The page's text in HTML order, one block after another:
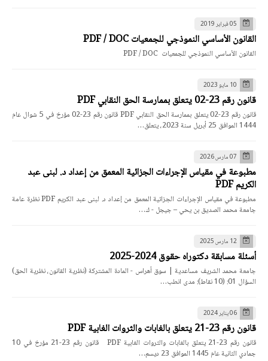
05 فبراير 2019
القانون الأساسي النموذجي للجمعيات PDF / DOC
القانون الأساسي النموذجي للجمعيات PDF / DOC
10 مايو 2023
قانون رقم 23-02 يتعلق بممارسة الحق النقابي PDF
قانون رقم 23-02 يتعلق بممارسة الحق النقابي PDF قانون رقم 23-02 مؤرخ في 5 شوال عام
1444 الموافق 25 أبريل سنة 2023، يتعلق…
07 مارس 2026
مطبوعة في مقياس الإجراءات الجزائية المعمق من إعداد د. لبنى عبد
الكريم PDF
مطبوعة في مقياس الإجراءات الجزائية المعمق من إعداد د. لبنى عبد الكريم PDF نظرة عامة
جامعة محمد الصديق بن يحي – جيجل - ك…
12 مارس 2025
أسئلة مسابقة دكتوراه حقوق 2024-2025
جامعة محمد الشريف مساعدية | سوق أهراس - المادة المشتركة (نظرية القانون، نظرية الحق)
السؤال 01: (10 نقاط): مدى انطب…
06 يناير 2024
قانون رقم 23-21 يتعلق بالغابات والثروات الغابية PDF
قانون رقم 23-21 يتعلق بالغابات والثروات الغابية PDF قانون رقم 23-21 مؤرخ في 10
جمادي الثانية عام 1445 الموافق 23 ديسم…